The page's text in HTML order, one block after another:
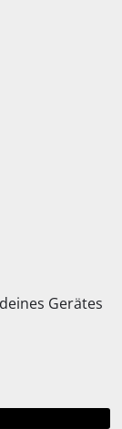
Gerätes